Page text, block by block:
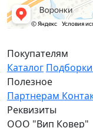
Покупателям
Каталог
Полезное
Партнерам
Реквизиты
ООО "Вип Ковер"